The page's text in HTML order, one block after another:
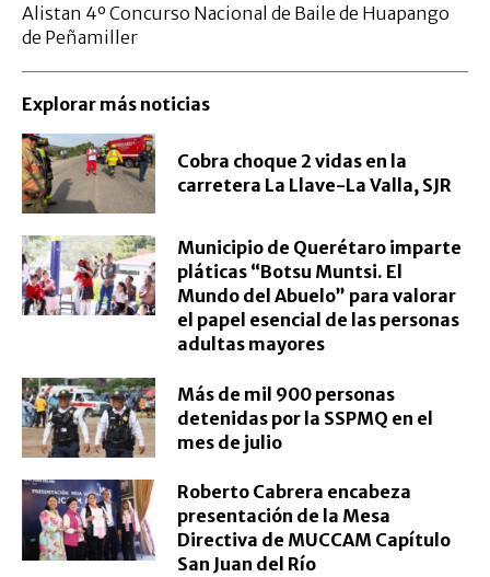
Alistan 4º Concurso Nacional de Baile de Huapango
de Peñamiller
Explorar más noticias
Cobra choque 2 vidas en la
carretera La Llave-La Valla, SJR
Municipio de Querétaro imparte
pláticas “Botsu Muntsi. El
Mundo del Abuelo” para valorar
el papel esencial de las personas
adultas mayores
Más de mil 900 personas
detenidas por la SSPMQ en el
mes de julio
Roberto Cabrera encabeza
presentación de la Mesa
Directiva de MUCCAM Capítulo
San Juan del Río